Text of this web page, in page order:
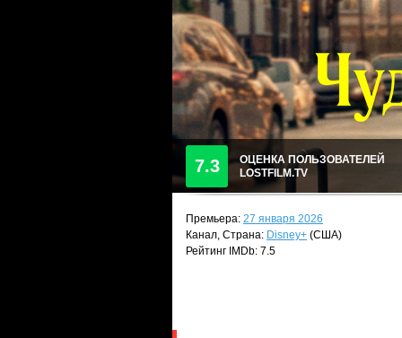
7.3
ОЦЕНКА ПОЛЬЗОВАТЕЛЕЙ
LOSTFILM.TV
Премьера: 27 января 2026
Канал, Страна: Disney+ (США)
Рейтинг IMDb: 7.5